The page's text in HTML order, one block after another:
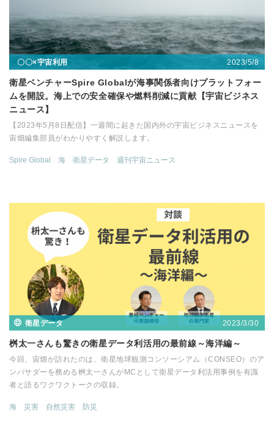
〇〇×宇宙利用 2023/5/8
衛星ベンチャーSpire Globalが海事関係者向けプラットフォー
ムを開設。海上での安全確保や燃料削減に貢献【宇宙ビジネス
ニュース】
【2023年5月8日配信】一週間に起きた国内外の宇宙ビジネスニュースを
宙畑編集部員がわかりやすく解説します。
Spire Global 海 衛星データ 週刊宇宙ニュース
衛星データ 2023/3/30
桝太一さんも驚きの衛星データ利活用の最前線～海洋編～
今回、宙畑が訪れたのは、衛星地球観測コンソーシアム（CONSEO）のア
ンバサダーを務める桝太一さんがMCとして衛星データ利活用事例を有識
者と語るワクワクトークの収録。
海 災害 自然災害 防災